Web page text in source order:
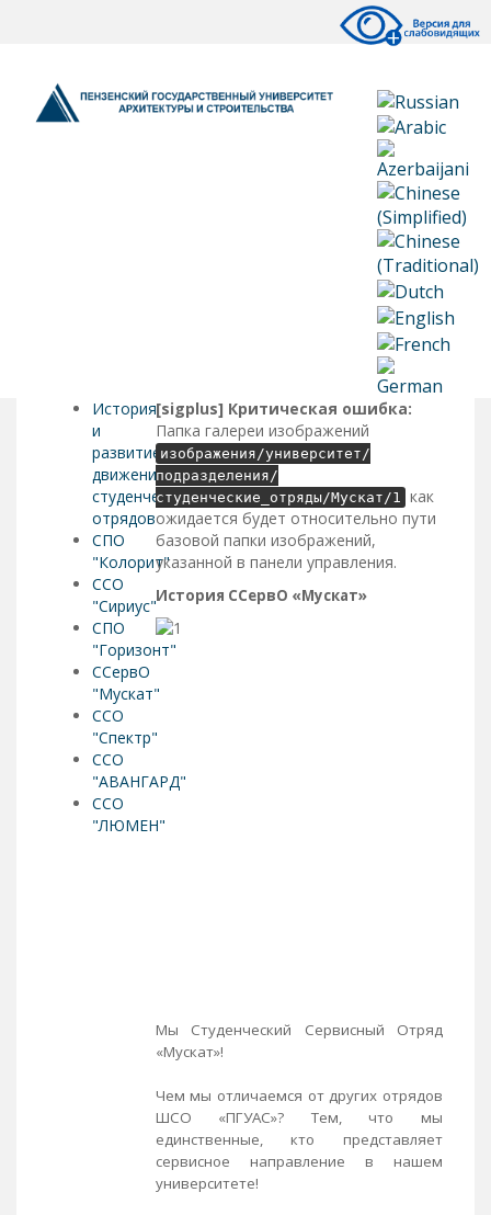
История
и
развитие
движения
студенческих
отрядов
СПО
"Колорит"
ССО
"Сириус"
СПО
"Горизонт"
ССервО
"Мускат"
ССО
"Спектр"
ССО
"АВАНГАРД"
ССО
"ЛЮМЕН"
[sigplus] Критическая ошибка:
Папка галереи изображений
изображения/университет/
подразделения/
студенческие_отряды/Мускат/1 как
ожидается будет относительно пути
базовой папки изображений,
указанной в панели управления.
История ССервО «Мускат»
Мы Студенческий Сервисный Отряд
«Мускат»!
Чем мы отличаемся от других отрядов
ШСО «ПГУАС»? Тем, что мы
единственные, кто представляет
сервисное направление в нашем
университете!